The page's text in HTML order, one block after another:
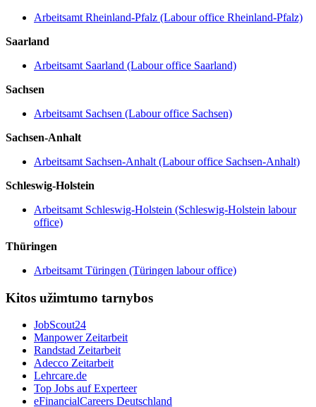
Arbeitsamt Rheinland-Pfalz (Labour office Rheinland-Pfalz)
Saarland
Arbeitsamt Saarland (Labour office Saarland)
Sachsen
Arbeitsamt Sachsen (Labour office Sachsen)
Sachsen-Anhalt
Arbeitsamt Sachsen-Anhalt (Labour office Sachsen-Anhalt)
Schleswig-Holstein
Arbeitsamt Schleswig-Holstein (Schleswig-Holstein labour
office)
Thüringen
Arbeitsamt Türingen (Türingen labour office)
Kitos užimtumo tarnybos
JobScout24
Manpower Zeitarbeit
Randstad Zeitarbeit
Adecco Zeitarbeit
Lehrcare.de
Top Jobs auf Experteer
eFinancialCareers Deutschland